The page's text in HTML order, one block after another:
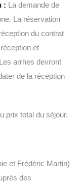
: La demande de
La réservation
du contrat
et
arrhes devront
de la réception
prix total du séjour.
et Frédéric Martin)
des